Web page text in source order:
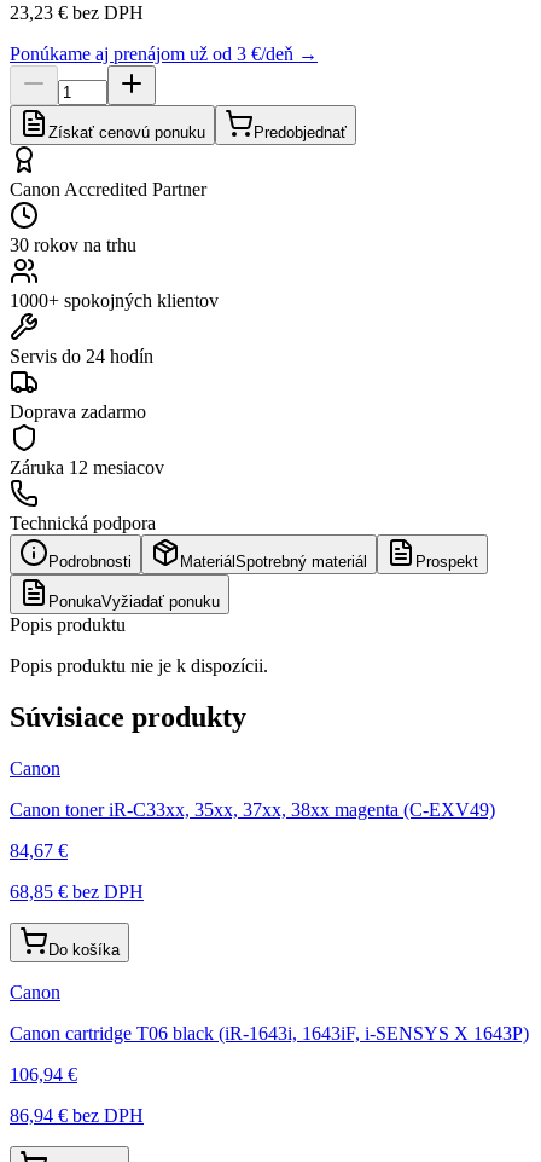
23,23 € bez DPH
Ponúkame aj prenájom už od 3 €/deň →
Získať cenovú ponuku Predobjednať
Canon Accredited Partner
30 rokov na trhu
1000+ spokojných klientov
Servis do 24 hodín
Doprava zadarmo
Záruka 12 mesiacov
Technická podpora
Podrobnosti Materiál Spotrebný materiál Prospekt
PonukaVyžiadať ponuku
Popis produktu
Popis produktu nie je k dispozícii.
Súvisiace produkty
Canon
Canon toner iR-C33xx, 35xx, 37xx, 38xx magenta (C-EXV49)
84,67 €
68,85 € bez DPH
Do košíka
Canon
Canon cartridge T06 black (iR-1643i, 1643iF, i-SENSYS X 1643P)
106,94 €
86,94 € bez DPH